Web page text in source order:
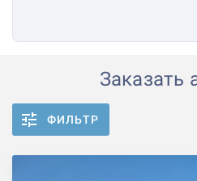
Заказать
ФИЛЬТР